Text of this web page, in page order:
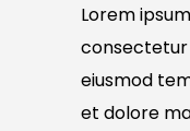
Lorem
consectetur
eiusmod
et dolore